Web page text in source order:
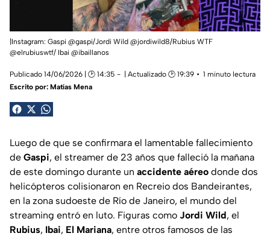
|Instagram: Gaspi @gaspi/Jordi Wild @jordiwild8/Rubius WTF
@elrubiuswtf/ Ibai @ibaillanos
Publicado 14/06/2026 | 🕑 14:35 | Actualizado 🕑 19:39
1 minuto lectura
Escrito por: Matías Mena
Luego de que se confirmara el lamentable fallecimiento
de Gaspi, el streamer de 23 años que falleció la mañana
de este domingo durante un accidente aéreo donde dos
helicópteros colisionaron en Recreio dos Bandeirantes,
en la zona sudoeste de Río de Janeiro, el mundo del
streaming entró en luto. Figuras como Jordi Wild, el
Rubius, Ibai, El Mariana, entre otros famosos de las